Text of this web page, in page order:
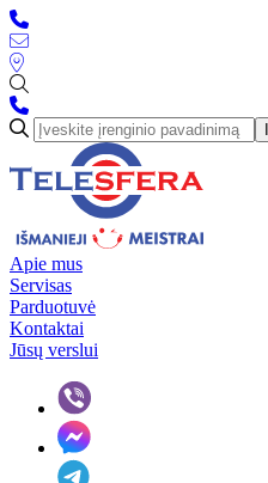
Apie mus
Servisas
Parduotuvė
Kontaktai
Jūsų verslui